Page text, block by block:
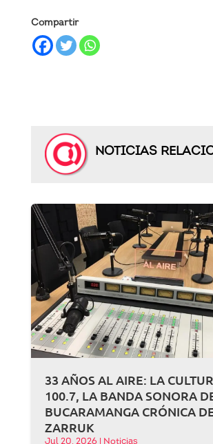
Compartir
NOTICIAS
33 AÑOS AL AIRE: LA
100.7, LA BANDA SONORA
BUCARAMANGA CRÓNICA
ZARRUK
Jul 20, 2026 Noticias